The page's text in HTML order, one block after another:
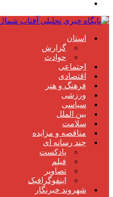
استان
گزارش
حوادث
اجتماعی
اقتصادی
فرهنگ و هنر
ورزشی
سیاسی
بین الملل
سلامت
مناقصه و مزایده
چند رسانه ای
پادکست
فیلم
تصاویر
اینفوگرافیک
شهروند خبرنگار